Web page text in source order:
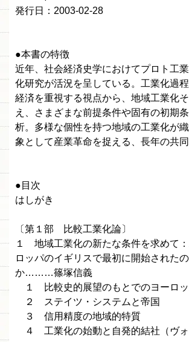
発行日：2003-02-28
●本書の特徴
近年、社会経済史学におけてプロト工
化研究が活況を呈している。工業化過
経済を重視する視点から、地域工業化
え、さまざまな前提条件や固有の初期
析。多様な個性を持つ地域の工業化が
象として産業革命を捉える、長年の共同
●目次
はしがき
〔第１部 比較工業化論〕
１ 地域工業化の新たな条件を求めて
ロッパのイギリスで最初に開始された
か………篠塚信義
１ 比較史的展望のもとでのヨーロ
２ ステイツ・システムと帝国
３ 信用精度の地域的特質
４ 工業化の始動と自発的結社（ヴォ